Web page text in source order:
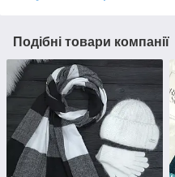
Подібні товари компанії